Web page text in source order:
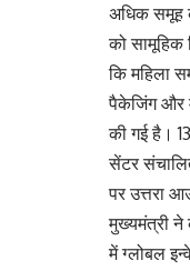
अधिक समूह
को सामूहिक
कि महिला
पैकेजिंग और
की गई है।
सेंटर
पर उत्तरा
मुख्यमंत्री ने
में ग्लोबल